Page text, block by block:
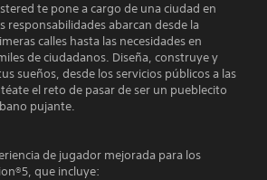
te pone a cargo de una ciudad en
responsabilidades abarcan desde la
calles hasta las necesidades en
de ciudadanos. Diseña, construye y
sueños, desde los servicios públicos a las
el reto de pasar de ser un pueblecito
pujante.
de jugador mejorada para los
que incluye: